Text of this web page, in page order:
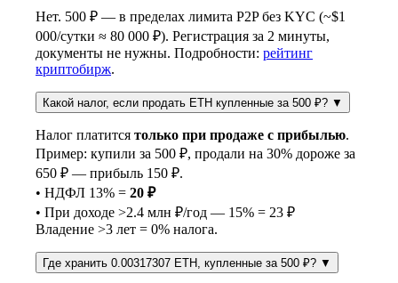
Нет. 500 ₽ — в пределах лимита P2P без KYC (~$1
000/сутки ≈ 80 000 ₽). Регистрация за 2 минуты,
документы не нужны. Подробности: рейтинг
криптобирж.
Какой налог, если продать ETH купленные за 500 ₽? ▼
Налог платится только при продаже с прибылью.
Пример: купили за 500 ₽, продали на 30% дороже за
650 ₽ — прибыль 150 ₽.
• НДФЛ 13% = 20 ₽
• При доходе >2.4 млн ₽/год — 15% = 23 ₽
Владение >3 лет = 0% налога.
Где хранить 0.00317307 ETH, купленные за 500 ₽? ▼